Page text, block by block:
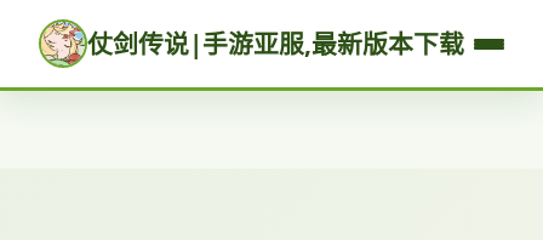
仗剑传说|手游亚服,最新版本下载